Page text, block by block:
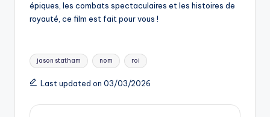
épiques, les combats spectaculaires et les histoires de
royauté, ce film est fait pour vous !
Tags:
jason statham nom roi
Last updated on 03/03/2026